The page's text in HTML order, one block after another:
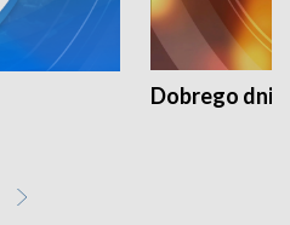
Dobrego dnia